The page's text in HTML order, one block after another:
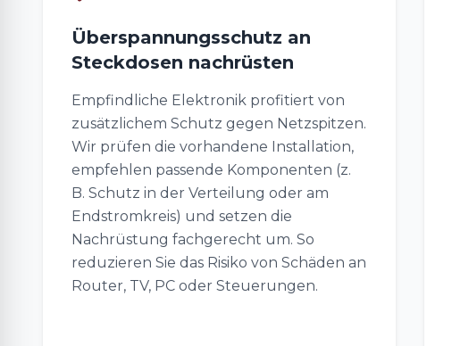
Überspannungsschutz an
Steckdosen nachrüsten
Empfindliche Elektronik profitiert von
zusätzlichem Schutz gegen Netzspitzen.
Wir prüfen die vorhandene Installation,
empfehlen passende Komponenten (z.
B. Schutz in der Verteilung oder am
Endstromkreis) und setzen die
Nachrüstung fachgerecht um. So
reduzieren Sie das Risiko von Schäden an
Router, TV, PC oder Steuerungen.